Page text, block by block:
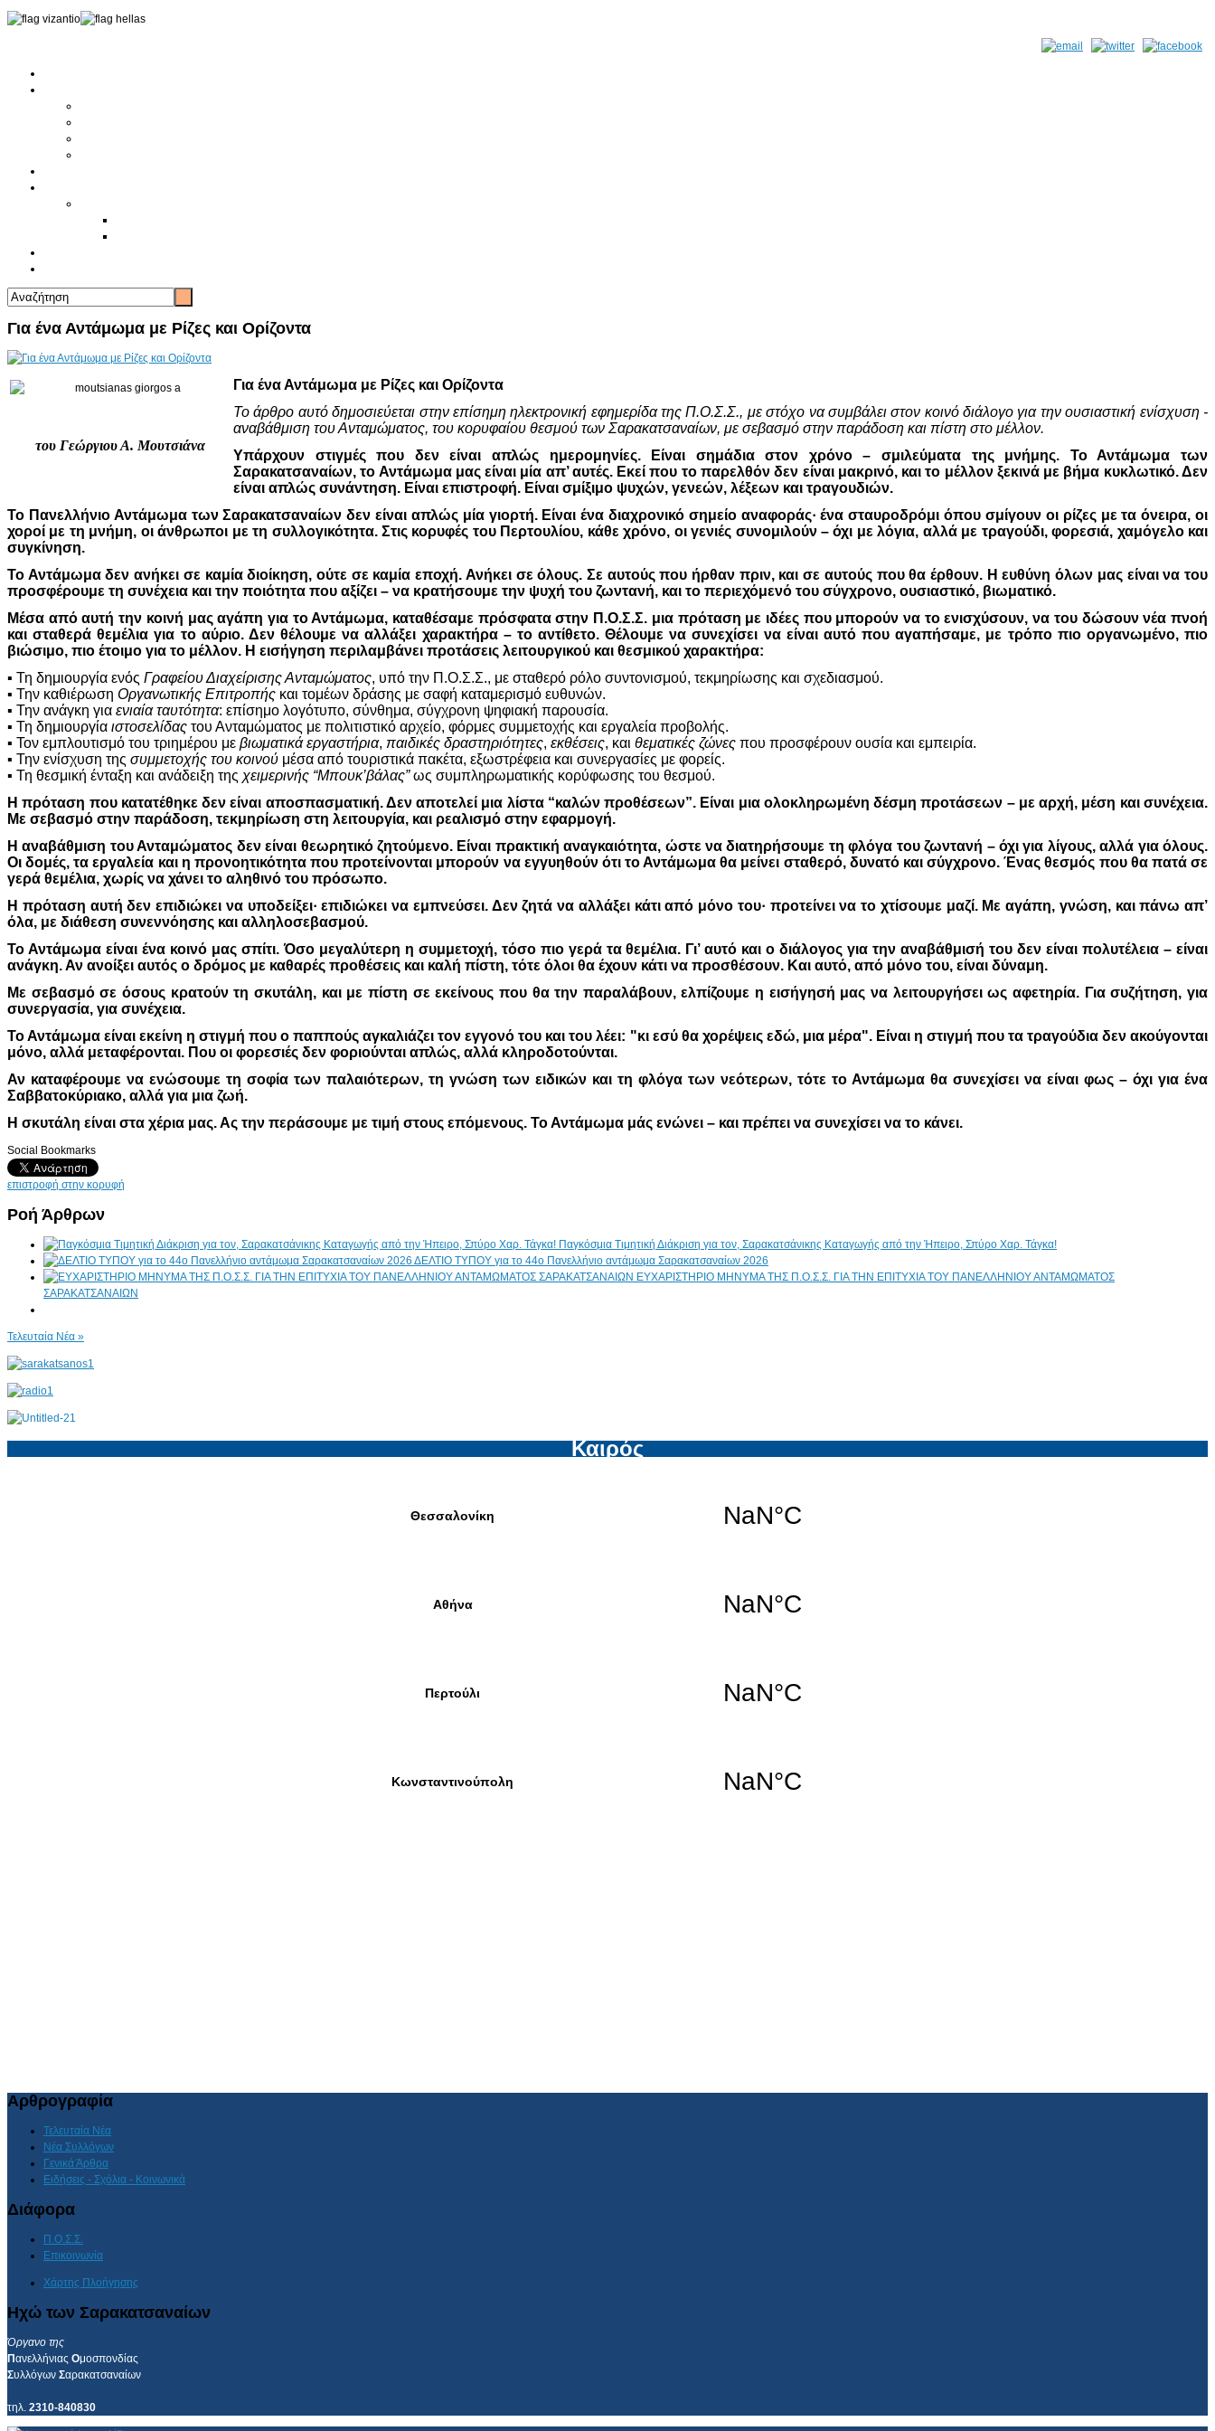
Για ένα Αντάμωμα με Ρίζες και Ορίζοντα
του Γεώργιου Α. Μουτσιάνα
Για ένα Αντάμωμα με Ρίζες και Ορίζοντα
Το άρθρο αυτό δημοσιεύεται στην επίσημη ηλεκτρονική εφημερίδα της Π.Ο.Σ.Σ., με στόχο να συμβάλει στον κοινό διάλογο για την ουσιαστική ενίσχυση -
αναβάθμιση του Ανταμώματος, του κορυφαίου θεσμού των Σαρακατσαναίων, με σεβασμό στην παράδοση και πίστη στο μέλλον.
Υπάρχουν στιγμές που δεν είναι απλώς ημερομηνίες. Είναι σημάδια στον χρόνο – σμιλεύματα της μνήμης. Το Αντάμωμα των
Σαρακατσαναίων, το Αντάμωμα μας είναι μία απ’ αυτές. Εκεί που το παρελθόν δεν είναι μακρινό, και το μέλλον ξεκινά με βήμα κυκλωτικό. Δεν
είναι απλώς συνάντηση. Είναι επιστροφή. Είναι σμίξιμο ψυχών, γενεών, λέξεων και τραγουδιών.
Το Πανελλήνιο Αντάμωμα των Σαρακατσαναίων δεν είναι απλώς μία γιορτή. Είναι ένα διαχρονικό σημείο αναφοράς· ένα σταυροδρόμι όπου σμίγουν οι ρίζες με τα όνειρα, οι
χοροί με τη μνήμη, οι άνθρωποι με τη συλλογικότητα. Στις κορυφές του Περτουλίου, κάθε χρόνο, οι γενιές συνομιλούν – όχι με λόγια, αλλά με τραγούδι, φορεσιά, χαμόγελο και
συγκίνηση.
Το Αντάμωμα δεν ανήκει σε καμία διοίκηση, ούτε σε καμία εποχή. Ανήκει σε όλους. Σε αυτούς που ήρθαν πριν, και σε αυτούς που θα έρθουν. Η ευθύνη όλων μας είναι να του
προσφέρουμε τη συνέχεια και την ποιότητα που αξίζει – να κρατήσουμε την ψυχή του ζωντανή, και το περιεχόμενό του σύγχρονο, ουσιαστικό, βιωματικό.
Μέσα από αυτή την κοινή μας αγάπη για το Αντάμωμα, καταθέσαμε πρόσφατα στην Π.Ο.Σ.Σ. μια πρόταση με ιδέες που μπορούν να το ενισχύσουν, να του δώσουν νέα πνοή
και σταθερά θεμέλια για το αύριο. Δεν θέλουμε να αλλάξει χαρακτήρα – το αντίθετο. Θέλουμε να συνεχίσει να είναι αυτό που αγαπήσαμε, με τρόπο πιο οργανωμένο, πιο
βιώσιμο, πιο έτοιμο για το μέλλον. Η εισήγηση περιλαμβάνει προτάσεις λειτουργικού και θεσμικού χαρακτήρα:
▪ Τη δημιουργία ενός Γραφείου Διαχείρισης Ανταμώματος, υπό την Π.Ο.Σ.Σ., με σταθερό ρόλο συντονισμού, τεκμηρίωσης και σχεδιασμού.
▪ Την καθιέρωση Οργανωτικής Επιτροπής και τομέων δράσης με σαφή καταμερισμό ευθυνών.
▪ Την ανάγκη για ενιαία ταυτότητα: επίσημο λογότυπο, σύνθημα, σύγχρονη ψηφιακή παρουσία.
▪ Τη δημιουργία ιστοσελίδας του Ανταμώματος με πολιτιστικό αρχείο, φόρμες συμμετοχής και εργαλεία προβολής.
▪ Τον εμπλουτισμό του τριημέρου με βιωματικά εργαστήρια, παιδικές δραστηριότητες, εκθέσεις, και θεματικές ζώνες που προσφέρουν ουσία και εμπειρία.
▪ Την ενίσχυση της συμμετοχής του κοινού μέσα από τουριστικά πακέτα, εξωστρέφεια και συνεργασίες με φορείς.
▪ Τη θεσμική ένταξη και ανάδειξη της χειμερινής “Μπουκ’βάλας”ως συμπληρωματικής κορύφωσης του θεσμού.
Η πρόταση που κατατέθηκε δεν είναι αποσπασματική. Δεν αποτελεί μια λίστα “καλών προθέσεων”. Είναι μια ολοκληρωμένη δέσμη προτάσεων – με αρχή, μέση και συνέχεια.
Με σεβασμό στην παράδοση, τεκμηρίωση στη λειτουργία, και ρεαλισμό στην εφαρμογή.
Η αναβάθμιση του Ανταμώματος δεν είναι θεωρητικό ζητούμενο. Είναι πρακτική αναγκαιότητα, ώστε να διατηρήσουμε τη φλόγα του ζωντανή – όχι για λίγους, αλλά για όλους.
Οι δομές, τα εργαλεία και η προνοητικότητα που προτείνονται μπορούν να εγγυηθούν ότι το Αντάμωμα θα μείνει σταθερό, δυνατό και σύγχρονο. Ένας θεσμός που θα πατά σε
γερά θεμέλια, χωρίς να χάνει το αληθινό του πρόσωπο.
Η πρόταση αυτή δεν επιδιώκει να υποδείξει· επιδιώκει να εμπνεύσει. Δεν ζητά να αλλάξει κάτι από μόνο του· προτείνει να το χτίσουμε μαζί. Με αγάπη, γνώση, και πάνω απ’
όλα, με διάθεση συνεννόησης και αλληλοσεβασμού.
Το Αντάμωμα είναι ένα κοινό μας σπίτι. Όσο μεγαλύτερη η συμμετοχή, τόσο πιο γερά τα θεμέλια. Γι’ αυτό και ο διάλογος για την αναβάθμισή του δεν είναι πολυτέλεια – είναι
ανάγκη. Αν ανοίξει αυτός ο δρόμος με καθαρές προθέσεις και καλή πίστη, τότε όλοι θα έχουν κάτι να προσθέσουν. Και αυτό, από μόνο του, είναι δύναμη.
Με σεβασμό σε όσους κρατούν τη σκυτάλη, και με πίστη σε εκείνους που θα την παραλάβουν, ελπίζουμε η εισήγησή μας να λειτουργήσει ως αφετηρία. Για συζήτηση, για
συνεργασία, για συνέχεια.
Το Αντάμωμα είναι εκείνη η στιγμή που ο παππούς αγκαλιάζει τον εγγονό του και του λέει: "κι εσύ θα χορέψεις εδώ, μια μέρα". Είναι η στιγμή που τα τραγούδια δεν ακούγονται
μόνο, αλλά μεταφέρονται. Που οι φορεσιές δεν φοριούνται απλώς, αλλά κληροδοτούνται.
Αν καταφέρουμε να ενώσουμε τη σοφία των παλαιότερων, τη γνώση των ειδικών και τη φλόγα των νεότερων, τότε το Αντάμωμα θα συνεχίσει να είναι φως – όχι για ένα
Σαββατοκύριακο, αλλά για μια ζωή.
Η σκυτάλη είναι στα χέρια μας. Ας την περάσουμε με τιμή στους επόμενους. Το Αντάμωμα μάς ενώνει – και πρέπει να συνεχίσει να το κάνει.
Social Bookmarks
επιστροφή στην κορυφή
Ροή Άρθρων
Παγκόσμια Τιμητική Διάκριση για τον, Σαρακατσάνικης Καταγωγής από την Ήπειρο, Σπύρο Χαρ. Τάγκα!
ΔΕΛΤΙΟ ΤΥΠΟΥ για το 44ο Πανελλήνιο αντάμωμα Σαρακατσαναίων 2026
ΕΥΧΑΡΙΣΤΗΡΙΟ ΜΗΝΥΜΑ ΤΗΣ Π.Ο.Σ.Σ. ΓΙΑ ΤΗΝ ΕΠΙΤΥΧΙΑ ΤΟΥ ΠΑΝΕΛΛΗΝΙΟΥ ΑΝΤΑΜΩΜΑΤΟΣ
ΣΑΡΑΚΑΤΣΑΝΑΙΩΝ
Τελευταία Νέα »
Καιρός
Αρθρογραφία
Τελευταία Νέα
Νέα Συλλόγων
Γενικά Άρθρα
Ειδήσεις - Σχόλια - Κοινωνικά
Διάφορα
Π.Ο.Σ.Σ.
Επικοινωνία
Χάρτης Πλοήγησης
Ηχώ των Σαρακατσαναίων
Όργανο της
Πανελλήνιας Ομοσπονδίας
Συλλόγων Σαρακατσαναίων
τηλ. 2310-840830